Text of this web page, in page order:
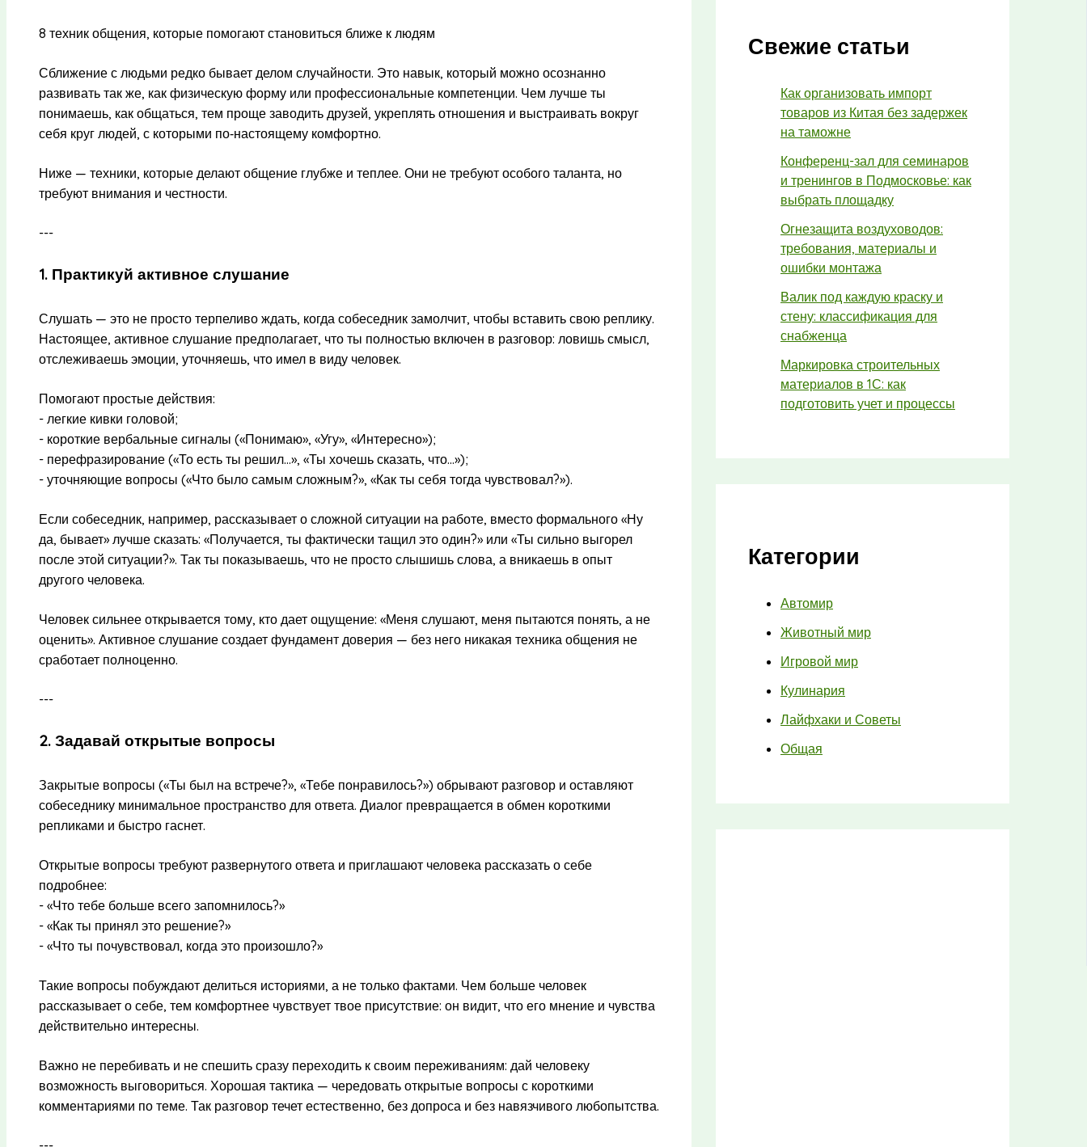
8 техник общения, которые помогают становиться ближе к людям
Сближение с людьми редко бывает делом случайности. Это навык, который можно осознанно
развивать так же, как физическую форму или профессиональные компетенции. Чем лучше ты
понимаешь, как общаться, тем проще заводить друзей, укреплять отношения и выстраивать вокруг
себя круг людей, с которыми по‑настоящему комфортно.
Ниже — техники, которые делают общение глубже и теплее. Они не требуют особого таланта, но
требуют внимания и честности.
---
1. Практикуй активное слушание
Слушать — это не просто терпеливо ждать, когда собеседник замолчит, чтобы вставить свою реплику.
Настоящее, активное слушание предполагает, что ты полностью включен в разговор: ловишь смысл,
отслеживаешь эмоции, уточняешь, что имел в виду человек.
Помогают простые действия:
- легкие кивки головой;
- короткие вербальные сигналы («Понимаю», «Угу», «Интересно»);
- перефразирование («То есть ты решил…», «Ты хочешь сказать, что...»);
- уточняющие вопросы («Что было самым сложным?», «Как ты себя тогда чувствовал?»).
Если собеседник, например, рассказывает о сложной ситуации на работе, вместо формального «Ну
да, бывает» лучше сказать: «Получается, ты фактически тащил это один?» или «Ты сильно выгорел
после этой ситуации?». Так ты показываешь, что не просто слышишь слова, а вникаешь в опыт
другого человека.
Человек сильнее открывается тому, кто дает ощущение: «Меня слушают, меня пытаются понять, а не
оценить». Активное слушание создает фундамент доверия — без него никакая техника общения не
сработает полноценно.
---
2. Задавай открытые вопросы
Закрытые вопросы («Ты был на встрече?», «Тебе понравилось?») обрывают разговор и оставляют
собеседнику минимальное пространство для ответа. Диалог превращается в обмен короткими
репликами и быстро гаснет.
Открытые вопросы требуют развернутого ответа и приглашают человека рассказать о себе
подробнее:
- «Что тебе больше всего запомнилось?»
- «Как ты принял это решение?»
- «Что ты почувствовал, когда это произошло?»
Такие вопросы побуждают делиться историями, а не только фактами. Чем больше человек
рассказывает о себе, тем комфортнее чувствует твое присутствие: он видит, что его мнение и чувства
действительно интересны.
Важно не перебивать и не спешить сразу переходить к своим переживаниям: дай человеку
возможность выговориться. Хорошая тактика — чередовать открытые вопросы с короткими
комментариями по теме. Так разговор течет естественно, без допроса и без навязчивого любопытства.
Свежие статьи
Как организовать импорт
товаров из Китая без задержек
на таможне
Конференц-зал для семинаров
и тренингов в Подмосковье: как
выбрать площадку
Огнезащита воздуховодов:
требования, материалы и
ошибки монтажа
Валик под каждую краску и
стену: классификация для
снабженца
Маркировка строительных
материалов в 1С: как
подготовить учет и процессы
Категории
Автомир
Животный мир
Игровой мир
Кулинария
Лайфхаки и Советы
Общая